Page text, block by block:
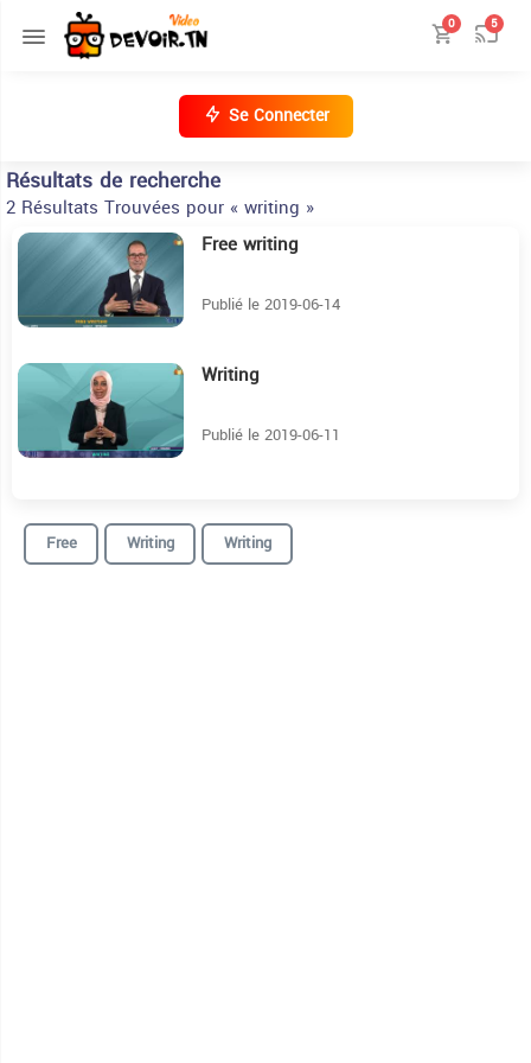
0 5
Se Connecter
Résultats de recherche
2 Résultats Trouvées pour « writing »
21:48 Free writing
Publié le 2019-06-14
11:53 Writing
Publié le 2019-06-11
Free Writing Writing